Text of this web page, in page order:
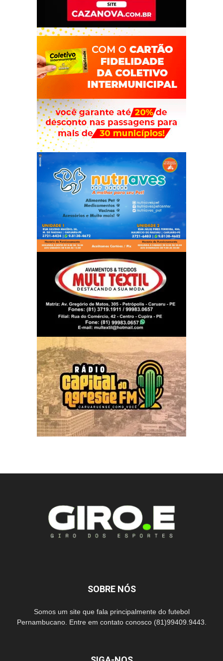
SOBRE NÓS
Somos um site que fala principalmente do futebol
Pernambucano. Entre em contato conosco (81)99409.9443.